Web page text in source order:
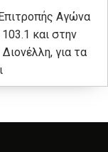
Αγώνα
και στην
για τα